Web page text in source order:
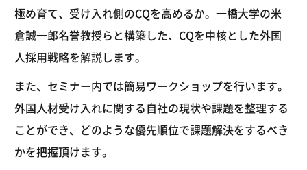
極め育て、受け入れ側のCQを高めるか。一橋大学の米
倉誠一郎名誉教授らと構築した、CQを中核とした外国
人採用戦略を解説します。
また、セミナー内では簡易ワークショップを行います。
外国人材受け入れに関する自社の現状や課題を整理する
ことができ、どのような優先順位で課題解決をするべき
かを把握頂けます。